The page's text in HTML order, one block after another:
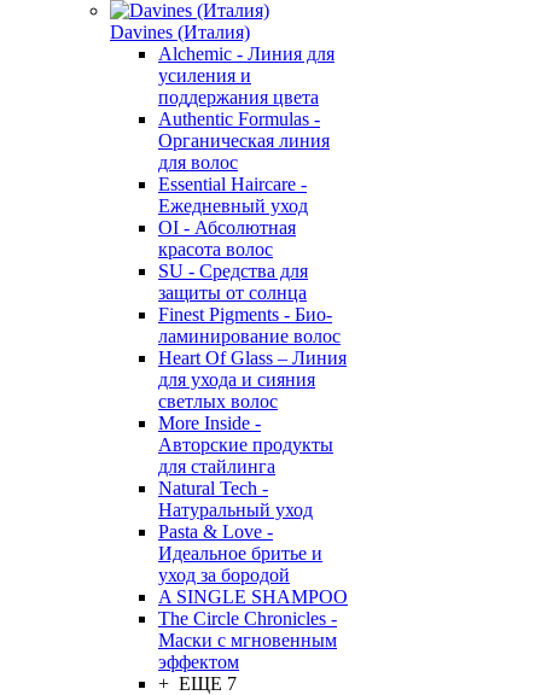
Davines (Италия)
Alchemic - Линия для
усиления и
поддержания цвета
Authentic Formulas -
Органическая линия
для волос
Essential Haircare -
Eжедневный уход
OI - Абсолютная
красота волос
SU - Средства для
защиты от солнца
Finest Pigments - Био-
ламинирование волос
Heart Of Glass – Линия
для ухода и сияния
светлых волос
More Inside -
Авторские продукты
для стайлинга
Natural Tech -
Натуральный уход
Pasta & Love -
Идеальное бритье и
уход за бородой
A SINGLE SHAMPOO
The Circle Chronicles -
Маски с мгновенным
эффектом
+ ЕЩЕ 7